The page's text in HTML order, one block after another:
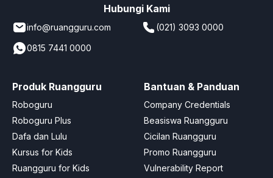
Hubungi Kami
info@ruangguru.com
(021) 3093 0000
0815 7441 0000
Produk Ruangguru
Roboguru
Roboguru Plus
Dafa dan Lulu
Kursus for Kids
Ruangguru for Kids
Bantuan & Panduan
Company Credentials
Beasiswa Ruangguru
Cicilan Ruangguru
Promo Ruangguru
Vulnerability Report